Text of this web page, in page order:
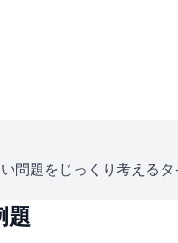
問題をじっくり考える
題